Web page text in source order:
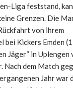
Liga feststand,
Grenzen. Die
von ihrem
Kickers Emden
Jäger“ in Uplengen
Nach dem Match
Jahr war